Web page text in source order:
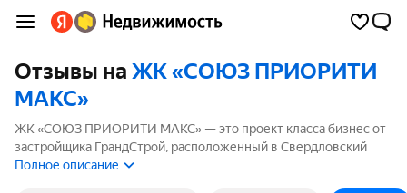
Отзывы на ЖК «СОЮЗ ПРИОРИТИ
МАКС»
ЖК «СОЮЗ ПРИОРИТИ МАКС» — это проект класса бизнес от
застройщика ГрандСтрой, расположенный в Свердловский
округ. Комплекс включает 4 корпусов высотой до 19 этажей.
Полное описание